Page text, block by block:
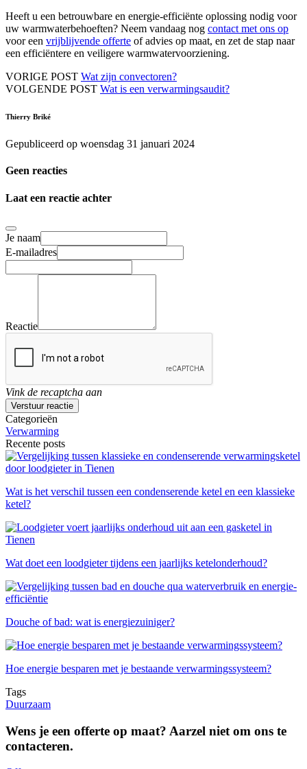
Heeft u een betrouwbare en energie-efficiënte oplossing nodig voor
uw warmwaterbehoeften? Neem vandaag nog contact met ons op
voor een vrijblijvende offerte of advies op maat, en zet de stap naar
een efficiëntere en veiligere warmwatervoorziening.
VORIGE POST Wat zijn convectoren?
VOLGENDE POST Wat is een verwarmingsaudit?
Thierry Briké
Gepubliceerd op woensdag 31 januari 2024
Geen reacties
Laat een reactie achter
Je naam
E-mailadres
Reactie
Vink de recaptcha aan
Verstuur reactie
Categorieën
Verwarming
Recente posts
Wat is het verschil tussen een condenserende ketel en een klassieke
ketel?
Wat doet een loodgieter tijdens een jaarlijks ketelonderhoud?
Douche of bad: wat is energiezuiniger?
Hoe energie besparen met je bestaande verwarmingssysteem?
Tags
Duurzaam
Wens je een offerte op maat? Aarzel niet om ons te
contacteren.